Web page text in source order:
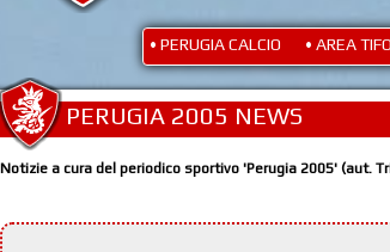
• PERUGIA CALCIO • AREA
PERUGIA 2005 NEWS
Notizie a cura del periodico sportivo 'Perugia 2005' (aut.